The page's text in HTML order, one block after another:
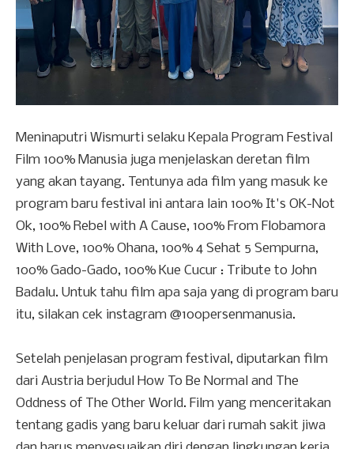
Meninaputri Wismurti selaku Kepala Program Festival
Film 100% Manusia juga menjelaskan deretan film
yang akan tayang. Tentunya ada film yang masuk ke
program baru festival ini antara lain 100% It's OK-Not
Ok, 100% Rebel with A Cause, 100% From Flobamora
With Love, 100% Ohana, 100% 4 Sehat 5 Sempurna,
100% Gado-Gado, 100% Kue Cucur : Tribute to John
Badalu. Untuk tahu film apa saja yang di program baru
itu, silakan cek instagram @100persenmanusia.
Setelah penjelasan program festival, diputarkan film
dari Austria berjudul How To Be Normal and The
Oddness of The Other World. Film yang menceritakan
tentang gadis yang baru keluar dari rumah sakit jiwa